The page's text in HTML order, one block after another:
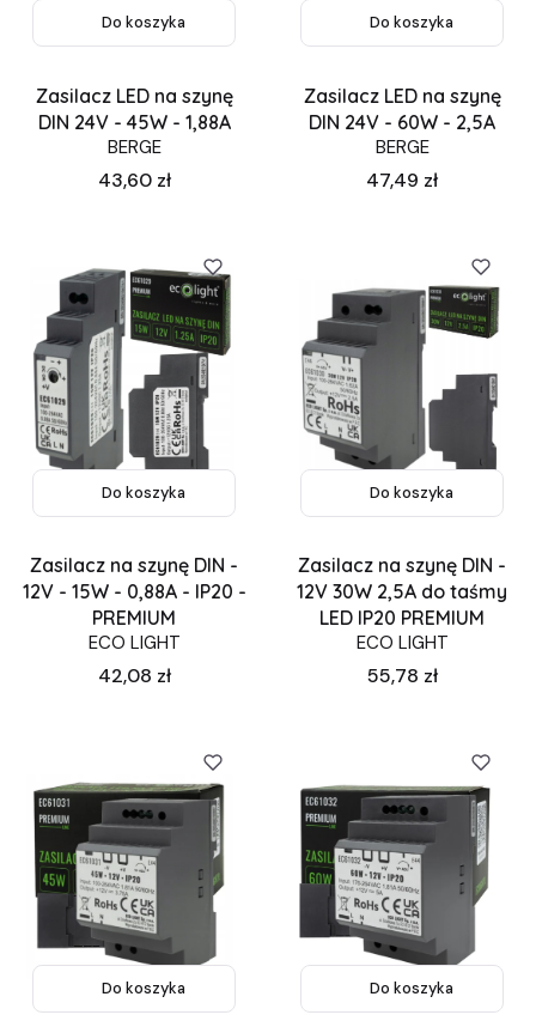
Do koszyka
Zasilacz LED na szynę
DIN 24V - 45W - 1,88A
BERGE
Cena
43,60 zł
Do koszyka
Zasilacz LED na szynę
DIN 24V - 60W - 2,5A
BERGE
Cena
47,49 zł
Do koszyka
Zasilacz na szynę DIN -
12V - 15W - 0,88A - IP20 -
PREMIUM
ECO LIGHT
Cena
42,08 zł
Do koszyka
Zasilacz na szynę DIN -
12V 30W 2,5A do taśmy
LED IP20 PREMIUM
ECO LIGHT
Cena
55,78 zł
Do koszyka Do koszyka